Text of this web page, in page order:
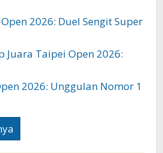
2026: Duel Sengit Super
Juara Taipei Open 2026:
2026: Unggulan Nomor 1